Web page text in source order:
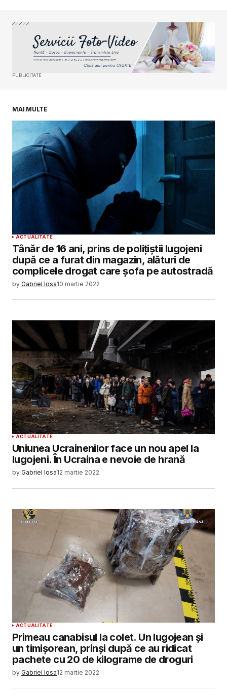
Your E-mail*
SUBMIT COMMENT
PUBLICITATE
MAI MULTE
ACTUALITATE
Tânăr de 16 ani, prins de polițiștii lugojeni
după ce a furat din magazin, alături de
complicele drogat care șofa pe autostradă
by Gabriel Iosa10 martie 2022
ACTUALITATE
Uniunea Ucrainenilor face un nou apel la
lugojeni. În Ucraina e nevoie de hrană
by Gabriel Iosa12 martie 2022
ACTUALITATE
Primeau canabisul la colet. Un lugojean și
un timișorean, prinși după ce au ridicat
pachete cu 20 de kilograme de droguri
by Gabriel Iosa12 martie 2022